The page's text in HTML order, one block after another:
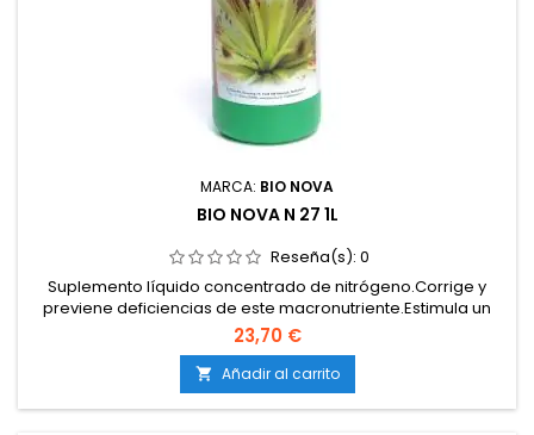
MARCA: BIO NOVA
BIO NOVA N 27 1L
Reseña(s): 0
Suplemento líquido concentrado de nitrógeno.Corrige y
previene deficiencias de este macronutriente.Estimula un
crecimiento rápido y vigoroso.Mejora la formación de
clorofila y proteínas.Compatible con todos los sistemas de
cultivo.
23,70 €
 Añadir al carrito